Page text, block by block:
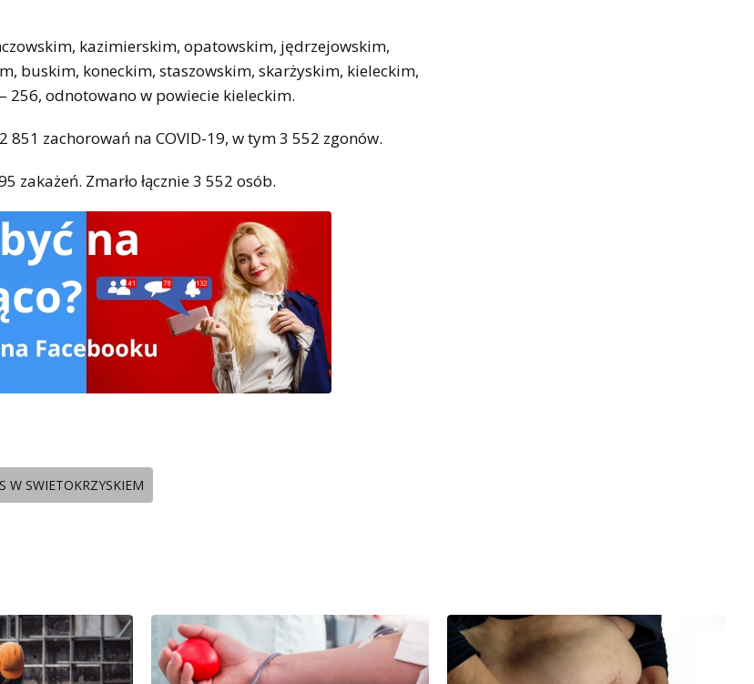
kazimierskim, opatowskim, jędrzejowskim,
buskim, koneckim, staszowskim, skarżyskim, kieleckim,
256, odnotowano w powiecie kieleckim.
zachorowań na COVID-19, w tym 3 552 zgonów.
Zmarło łącznie 3 552 osób.
W SWIETOKRZYSKIEM